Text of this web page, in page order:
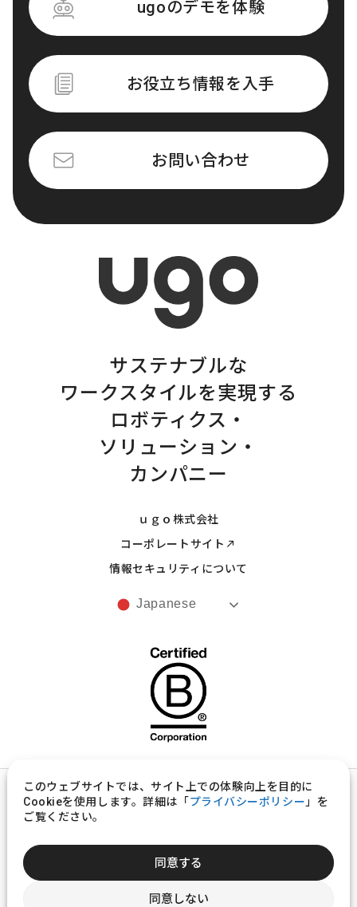
このウェブサイトでは、サイト上での体験向上を目的に
Cookieを使用します。詳細は「プライバシーポリシー 」を
ご覧ください。
同意する
同意しない
ugoのデモを体験
お役立ち情報を入手
お問い合わせ
サステナブルな
ワークスタイルを実現する
ロボティクス・
ソリューション・
カンパニー
ｕｇｏ株式会社
コーポレートサイト
情報セキュリティについて
Japanese
プライバシーポリシー